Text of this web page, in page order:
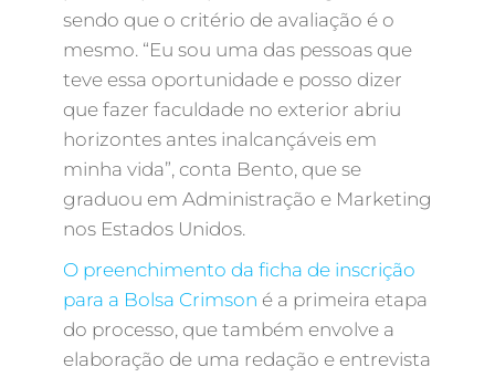
sendo que o critério de avaliação é o
mesmo. “Eu sou uma das pessoas que
teve essa oportunidade e posso dizer
que fazer faculdade no exterior abriu
horizontes antes inalcançáveis em
minha vida”, conta Bento, que se
graduou em Administração e Marketing
nos Estados Unidos.
O preenchimento da ficha de inscrição
para a Bolsa Crimson é a primeira etapa
do processo, que também envolve a
elaboração de uma redação e entrevista